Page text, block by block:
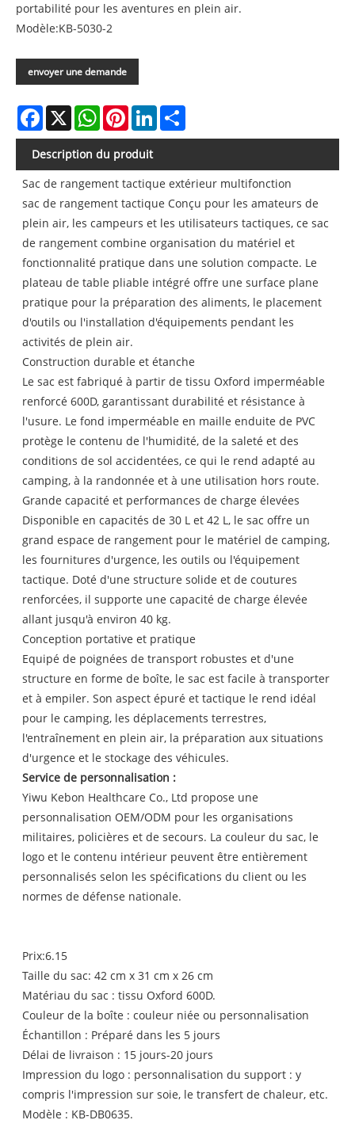
portabilité pour les aventures en plein air.
Modèle:KB-5030-2
envoyer une demande
Facebook
X WhatsAppPinterestLinkedIn
Description du produit
Sac de rangement tactique extérieur multifonction
sac de rangement tactique Conçu pour les amateurs de
plein air, les campeurs et les utilisateurs tactiques, ce sac
de rangement combine organisation du matériel et
fonctionnalité pratique dans une solution compacte. Le
plateau de table pliable intégré offre une surface plane
pratique pour la préparation des aliments, le placement
d'outils ou l'installation d'équipements pendant les
activités de plein air.
Construction durable et étanche
Le sac est fabriqué à partir de tissu Oxford imperméable
renforcé 600D, garantissant durabilité et résistance à
l'usure. Le fond imperméable en maille enduite de PVC
protège le contenu de l'humidité, de la saleté et des
conditions de sol accidentées, ce qui le rend adapté au
camping, à la randonnée et à une utilisation hors route.
Grande capacité et performances de charge élevées
Disponible en capacités de 30 L et 42 L, le sac offre un
grand espace de rangement pour le matériel de camping,
les fournitures d'urgence, les outils ou l'équipement
tactique. Doté d'une structure solide et de coutures
renforcées, il supporte une capacité de charge élevée
allant jusqu'à environ 40 kg.
Conception portative et pratique
Equipé de poignées de transport robustes et d'une
structure en forme de boîte, le sac est facile à transporter
et à empiler. Son aspect épuré et tactique le rend idéal
pour le camping, les déplacements terrestres,
l'entraînement en plein air, la préparation aux situations
d'urgence et le stockage des véhicules.
Service de personnalisation :
Yiwu Kebon Healthcare Co., Ltd propose une
personnalisation OEM/ODM pour les organisations
militaires, policières et de secours. La couleur du sac, le
logo et le contenu intérieur peuvent être entièrement
personnalisés selon les spécifications du client ou les
normes de défense nationale.
Prix:6.15
Taille du sac: 42 cm x 31 cm x 26 cm
Matériau du sac : tissu Oxford 600D.
Couleur de la boîte : couleur niée ou personnalisation
Échantillon : Préparé dans les 5 jours
Délai de livraison : 15 jours-20 jours
Impression du logo : personnalisation du support : y
compris l'impression sur soie, le transfert de chaleur, etc.
Modèle : KB-DB0635.